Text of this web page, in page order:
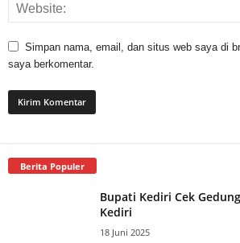
Simpan nama, email, dan situs web saya di
saya berkomentar.
Berita Populer
Bupati Kediri Cek
Kediri
18 Juni 2025